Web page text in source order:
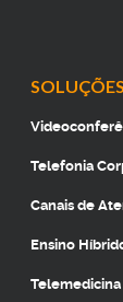
SOLUÇÕES
Telefonia
Canais de
Ensino
Telemedicina